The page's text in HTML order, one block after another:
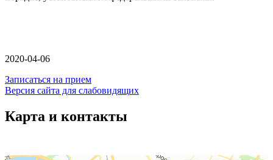
2020-04-06
Записаться на прием
Версия сайта для слабовидящих
Карта и контакты